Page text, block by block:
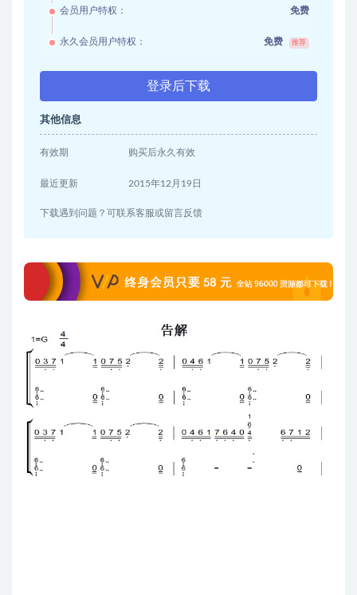
会员用户特权： 免费
永久会员用户特权： 免费 推荐
登录后下载
其他信息
有效期 购买后永久有效
最近更新 2015年12月19日
下载遇到问题？可联系客服或留言反馈